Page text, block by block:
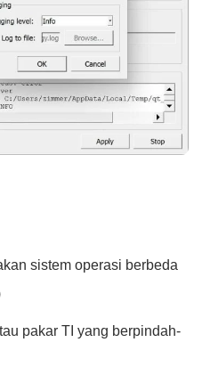
sistem operasi berbeda
pakar TI yang berpindah-